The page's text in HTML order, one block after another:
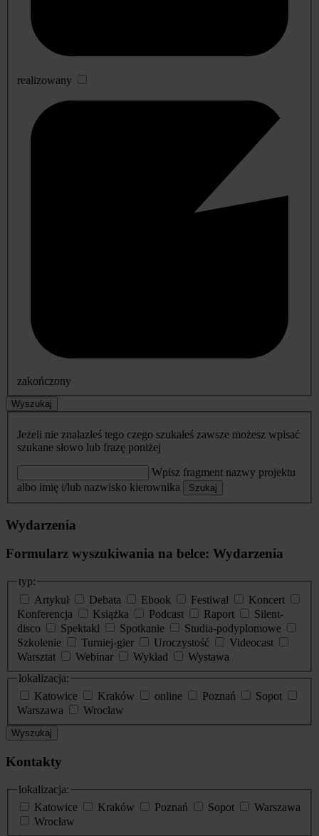
realizowany
zakończony
Wyszukaj
Jeżeli nie znalazłeś tego czego szukałeś zawsze możesz wpisać
szukane słowo lub frazę poniżej
Wpisz fragment nazwy projektu
albo imię i/lub nazwisko kierownika
Szukaj
Wydarzenia
Formularz wyszukiwania na belce: Wydarzenia
typ:
Artykuł
Debata Ebook Festiwal
Koncert
Konferencja
Książka Podcast Raport
Silent-
disco
Spektakl Spotkanie
Studia-podyplomowe
Szkolenie
Turniej-gier Uroczystość
Videocast
Warsztat
Webinar Wykład
Wystawa
lokalizacja:
Katowice
Kraków online Poznań
Sopot
Warszawa
Wrocław
Wyszukaj
Kontakty
lokalizacja:
Katowice
Kraków Poznań Sopot
Warszawa
Wrocław